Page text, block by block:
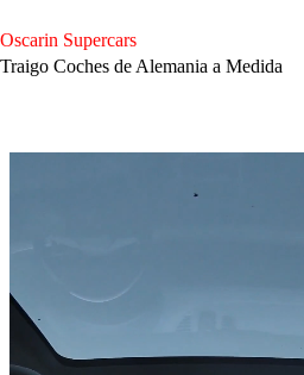
al
contenido
Oscarin Supercars
Traigo Coches de Alemania a Medida